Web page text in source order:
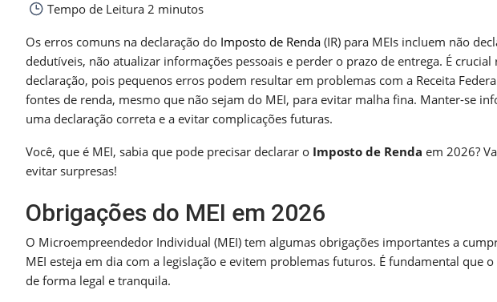
Tempo de Leitura 2 minutos
Os erros comuns na declaração do Imposto de Renda (IR) para MEIs incluem não
dedutíveis, não atualizar informações pessoais e perder o prazo de entrega. É
declaração, pois pequenos erros podem resultar em problemas com a Receita
fontes de renda, mesmo que não sejam do MEI, para evitar malha fina. Manter-se
uma declaração correta e a evitar complicações futuras.
Você, que é MEI, sabia que pode precisar declarar o Imposto de Renda em 2026?
evitar surpresas!
Obrigações do MEI em 2026
O Microempreendedor Individual (MEI) tem algumas obrigações importantes a
MEI esteja em dia com a legislação e evitem problemas futuros. É fundamental que
de forma legal e tranquila.